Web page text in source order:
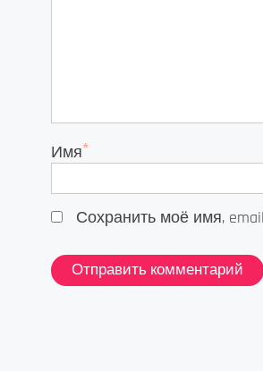
Имя*
Сохранить моё имя,